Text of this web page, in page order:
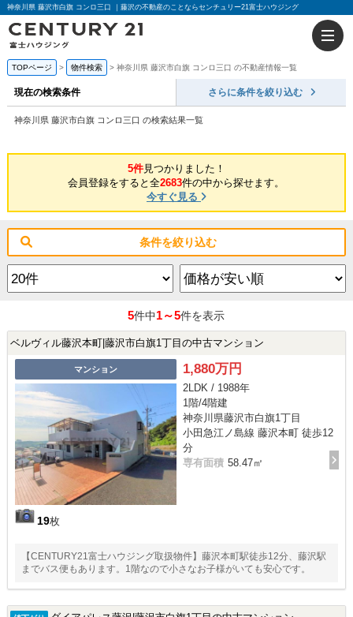
神奈川県 藤沢市白旗 コンロ三口 ｜藤沢の不動産のことならセンチュリー21富士ハウジング
TOPページ 物件検索 神奈川県 藤沢市白旗 コンロ三口 の不動産情報一覧
現在の検索条件 さらに条件を絞り込む
神奈川県 藤沢市白旗 コンロ三口 の検索結果一覧
5件見つかりました！
会員登録をすると全2683件の中から探せます。
今すぐ見る
条件を絞り込む
5件中1～5件を表示
ベルヴィル藤沢本町|藤沢市白旗1丁目の中古マンション
マンション
19枚
1,880万円
2LDK / 1988年
1階/4階建
神奈川県藤沢市白旗1丁目
小田急江ノ島線 藤沢本町 徒歩12
分
専有面積 58.47㎡
【CENTURY21富士ハウジング取扱物件】藤沢本町駅徒歩12分、藤沢駅
までバス便もあります。1階なので小さなお子様がいても安心です。